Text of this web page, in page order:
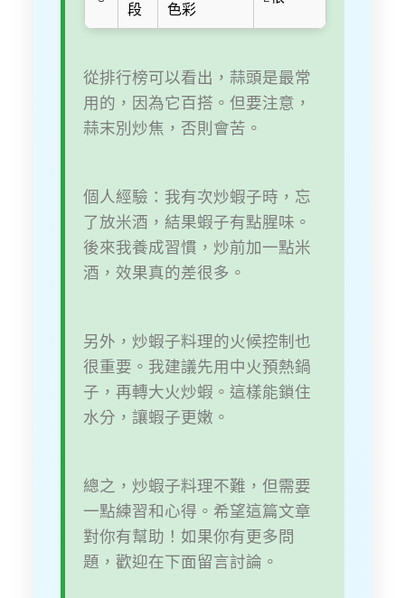
段 色彩
從排行榜可以看出，蒜頭是最常
用的，因為它百搭。但要注意，
蒜末別炒焦，否則會苦。
個人經驗：我有次炒蝦子時，忘
了放米酒，結果蝦子有點腥味。
後來我養成習慣，炒前加一點米
酒，效果真的差很多。
另外，炒蝦子料理的火候控制也
很重要。我建議先用中火預熱鍋
子，再轉大火炒蝦。這樣能鎖住
水分，讓蝦子更嫩。
總之，炒蝦子料理不難，但需要
一點練習和心得。希望這篇文章
對你有幫助！如果你有更多問
題，歡迎在下面留言討論。